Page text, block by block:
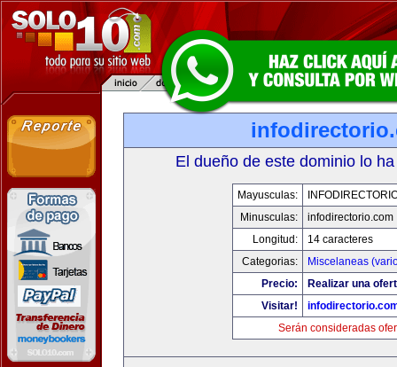
El dueño de este dominio lo
Mayusculas:
Minusculas:
infodirectorio.com
Longitud:
14 caracteres
Categorias:
Miscelaneas
Precio:
Realizar una
Visitar!
Serán consideradas